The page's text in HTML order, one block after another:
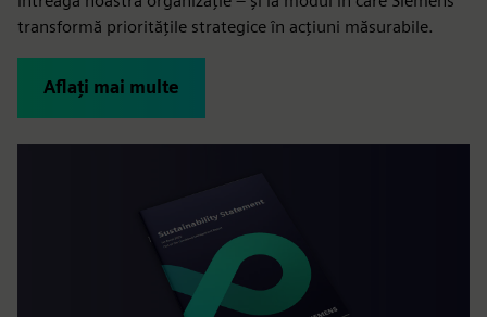
transformă prioritățile strategice în acțiuni măsurabile.
Aflați mai multe